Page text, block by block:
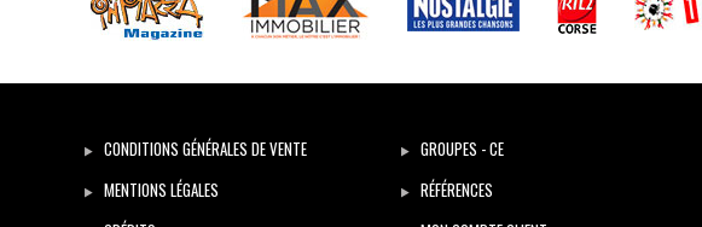
CONDITIONS GÉNÉRALES DE VENTE
MENTIONS LÉGALES
GROUPES - CE
RÉFÉRENCES